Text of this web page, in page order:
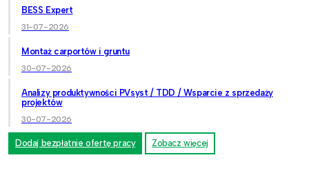
BESS Expert
31-07-2026
Montaż carportów i gruntu
30-07-2026
Analizy produktywności PVsyst / TDD / Wsparcie z sprzedaży
projektów
30-07-2026
Dodaj bezpłatnie ofertę pracy Zobacz więcej